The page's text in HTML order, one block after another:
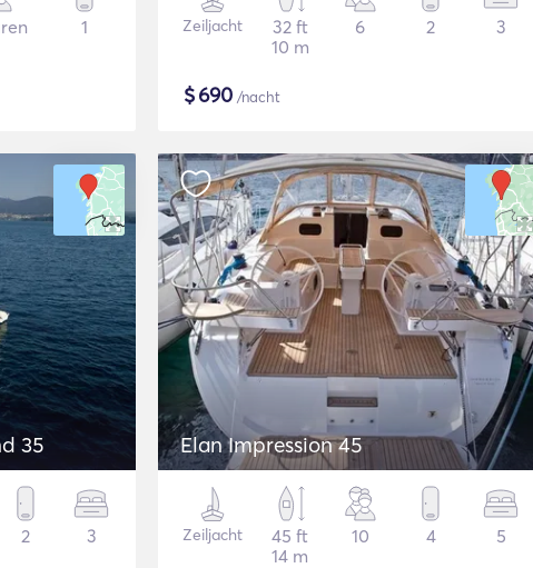
1 Zeiljacht
32 ft
10 m
6 2 3
$690 /nacht
35
2 3
Elan Impression 45
Zeiljacht
45 ft
14 m
10 4 5